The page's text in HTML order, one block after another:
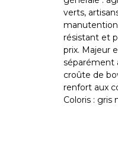
verts,
résistant et
prix. Majeur
séparément
croûte de
renfort aux
Coloris : gris